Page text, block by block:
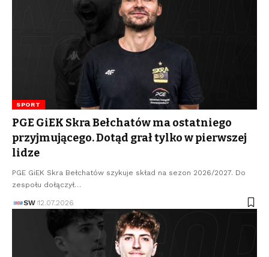
SPORT
PGE GiEK Skra Bełchatów ma ostatniego
przyjmującego. Dotąd grał tylko w pierwszej
lidze
PGE GiEK Skra Bełchatów szykuje skład na sezon 2026/2027. Do
zespołu dołączył…
SW 12.07.2026